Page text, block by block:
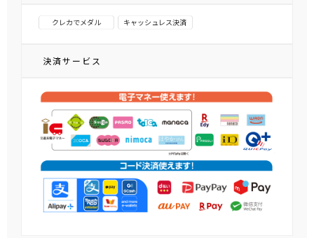
クレカでメダル キャッシュレス決済
決済サービス